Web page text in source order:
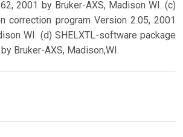
2001 by Bruker-AXS, Madison WI. (c)
correction program Version 2.05, 2001
WI. (d) SHELXTL-software package
Bruker-AXS, Madison,WI.